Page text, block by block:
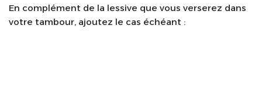
En complément de la lessive que vous verserez dans
votre tambour, ajoutez le cas échéant :